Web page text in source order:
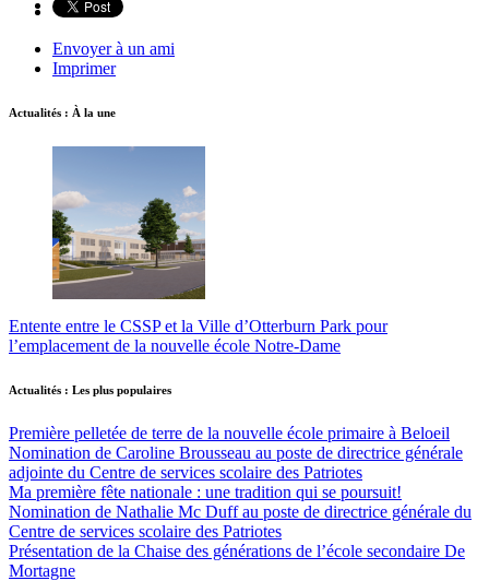
Envoyer à un ami
Imprimer
Actualités : À la une
Entente entre le CSSP et la Ville d’Otterburn Park pour
l’emplacement de la nouvelle école Notre-Dame
Actualités : Les plus populaires
Première pelletée de terre de la nouvelle école primaire à Beloeil
Nomination de Caroline Brousseau au poste de directrice générale
adjointe du Centre de services scolaire des Patriotes
Ma première fête nationale : une tradition qui se poursuit!
Nomination de Nathalie Mc Duff au poste de directrice générale du
Centre de services scolaire des Patriotes
Présentation de la Chaise des générations de l’école secondaire De
Mortagne